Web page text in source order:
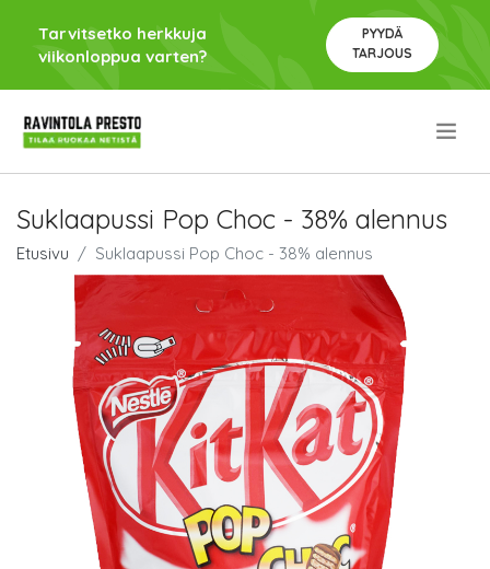
Tarvitsetko herkkuja
viikonloppua varten?
PYYDÄ
TARJOUS
Suklaapussi Pop Choc - 38% alennus
Etusivu Suklaapussi Pop Choc - 38% alennus